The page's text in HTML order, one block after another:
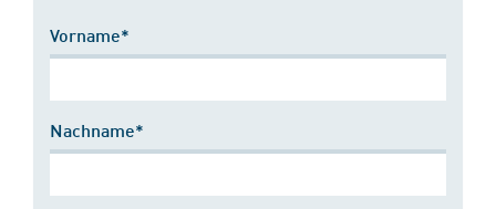
Vorname*
Nachname*